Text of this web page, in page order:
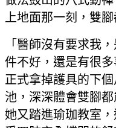
上地面那一刻，雙
「醫師沒有要求我
件不好，還是有很
正式拿掉護具的下
池，深深體會雙腳
她又踏進瑜珈教室